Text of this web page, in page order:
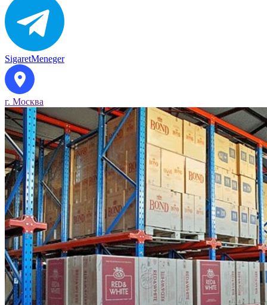
SigaretMeneger
г. Москва